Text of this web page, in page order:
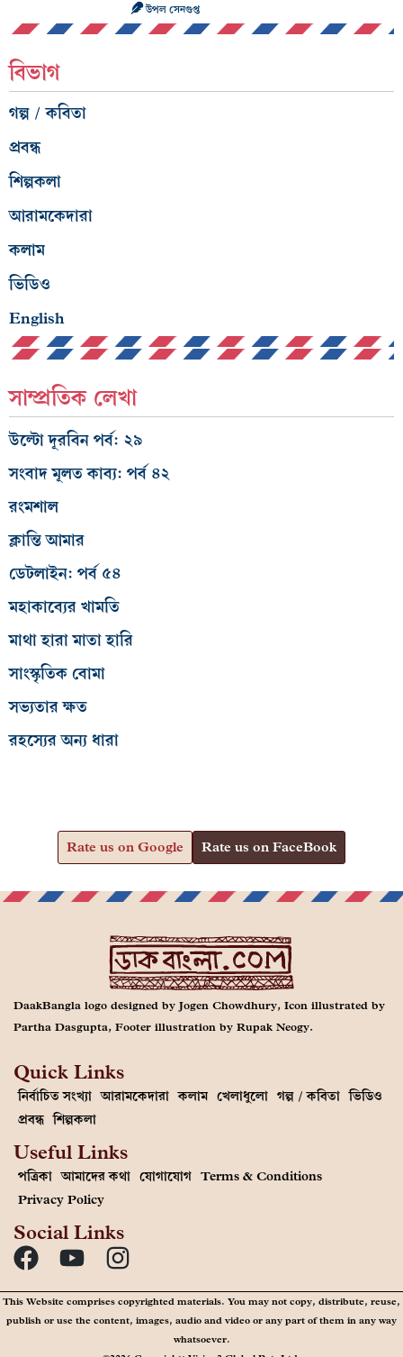
উপল সেনগুপ্ত
বিভাগ
গল্প / কবিতা
প্রবন্ধ
শিল্পকলা
আরামকেদারা
কলাম
ভিডিও
English
সাম্প্রতিক লেখা
উল্টো দূরবিন পর্ব: ২৯
সংবাদ মূলত কাব্য: পর্ব ৪২
রংমশাল
ক্লান্তি আমার
ডেটলাইন: পর্ব ৫৪
মহাকাব্যের খামতি
মাথা হারা মাতা হারি
সাংস্কৃতিক বোমা
সভ্যতার ক্ষত
রহস্যের অন্য ধারা
Rate us on Google Rate us on FaceBook
DaakBangla logo designed by Jogen Chowdhury, Icon illustrated by
Partha Dasgupta, Footer illustration by Rupak Neogy.
Quick Links
নির্বাচিত সংখ্যা আরামকেদারা কলাম খেলাধুলো গল্প / কবিতা ভিডিও
প্রবন্ধ শিল্পকলা
Useful Links
পত্রিকা আমাদের কথা যোগাযোগ Terms & Conditions
Privacy Policy
Social Links
This Website comprises copyrighted materials. You may not copy, distribute, reuse,
publish or use the content, images, audio and video or any part of them in any way
whatsoever.